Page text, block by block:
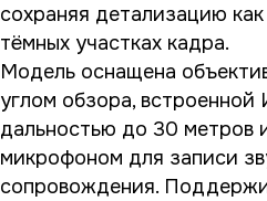
сохраняя детализацию как
тёмных участках кадра.
Модель оснащена
углом обзора,
дальностью до 30 метров
микрофоном для записи
сопровождения.